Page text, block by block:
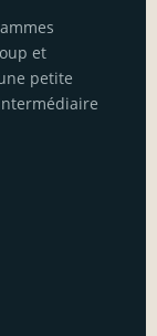
et
petite